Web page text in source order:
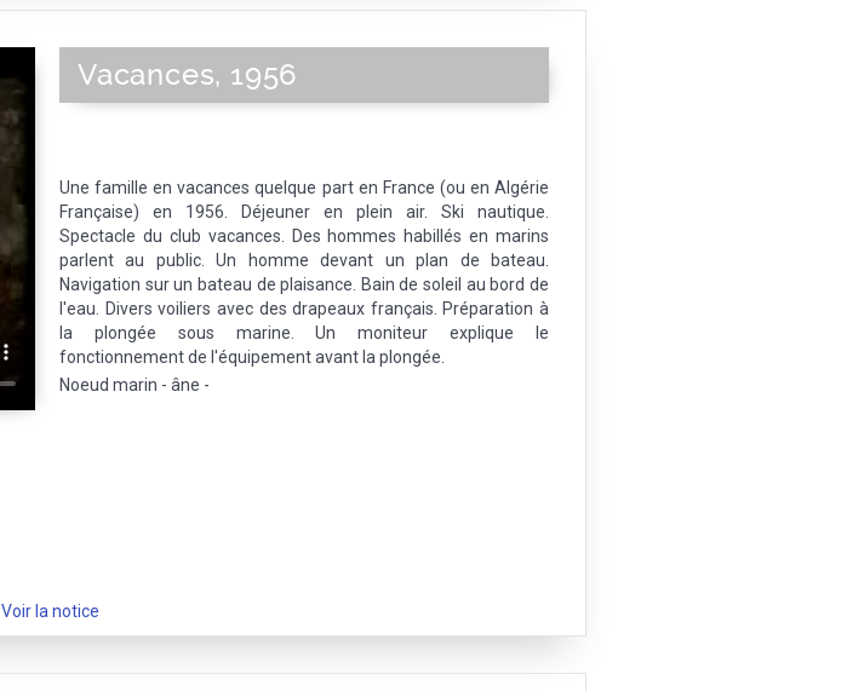
Vacances, 1956
Une famille en vacances quelque part en France (ou en Algérie
Française) en 1956. Déjeuner en plein air. Ski nautique.
Spectacle du club vacances. Des hommes habillés en marins
parlent au public. Un homme devant un plan de bateau.
Navigation sur un bateau de plaisance. Bain de soleil au bord de
l'eau. Divers voiliers avec des drapeaux français. Préparation à
la plongée sous marine. Un moniteur explique le
fonctionnement de l'équipement avant la plongée.
Noeud marin - âne -
Voir la notice